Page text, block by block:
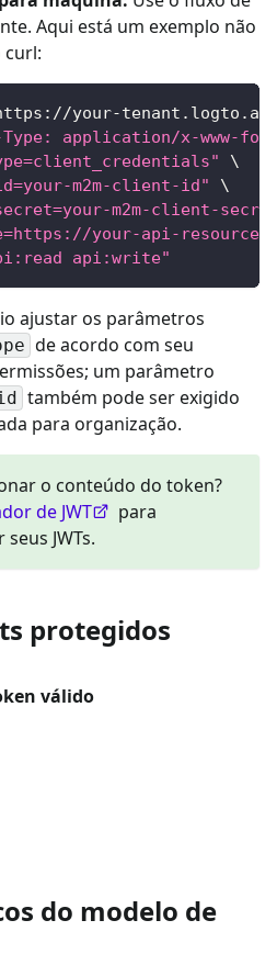
Aqui está um exemplo não
curl:
your-
application/x-www-
\
m2m-client-id"
\
m2m-client-
your-api-
api:write"
ajustar os parâmetros
de acordo com seu
um parâmetro
também pode ser exigido
para organização.
o conteúdo do token?
de JWT
para
JWTs.
protegidos
válido
do modelo de